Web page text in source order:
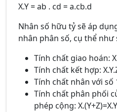
X.Y =ab . cd =a.cb.d
Nhân số hữu tỷ sẽ áp
nhân phân số, cụ thể như
Tính chất giao hoán:
Tính chất kết hợp:
Tính chất nhân với số
Tính chất phân phối
phép cộng: